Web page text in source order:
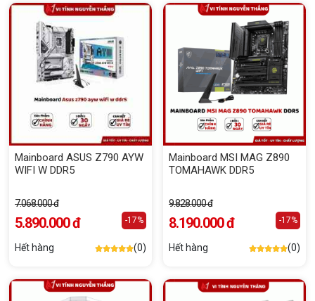
Mainboard ASUS Z790 AYW
WIFI W DDR5
7.068.000 đ
5.890.000 đ -17%
Hết hàng (0)
Mainboard MSI MAG Z890
TOMAHAWK DDR5
9.828.000 đ
8.190.000 đ -17%
Hết hàng (0)